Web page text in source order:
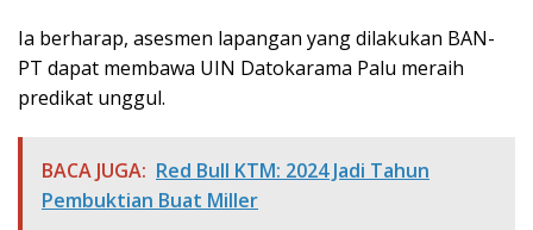
Ia berharap, asesmen lapangan yang dilakukan BAN-
PT dapat membawa UIN Datokarama Palu meraih
predikat unggul.
BACA JUGA: Red Bull KTM: 2024 Jadi Tahun
Pembuktian Buat Miller